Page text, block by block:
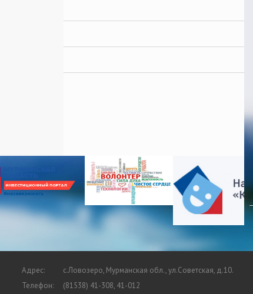
Адрес:
с.Ловозеро, Мурманская обл., ул.Советская, д.10.
Телефон:
(81538) 41-308, 41-012